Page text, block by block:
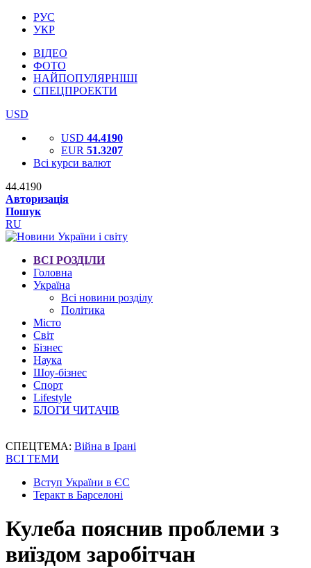
РУС
УКР
ВІДЕО
ФОТО
НАЙПОПУЛЯРНІШІ
СПЕЦПРОЕКТИ
USD
USD 44.4190
EUR 51.3207
Всі курси валют
44.4190
Авторизація
Пошук
RU
ВСІ РОЗДІЛИ
Головна
Україна
Всі новини розділу
Політика
Місто
Світ
Бізнес
Наука
Шоу-бізнес
Спорт
Lifestyle
БЛОГИ ЧИТАЧІВ
СПЕЦТЕМА: Війна в Ірані
ВСІ ТЕМИ
Вступ України в ЄС
Теракт в Барселоні
Кулеба пояснив проблеми з
виїздом заробітчан